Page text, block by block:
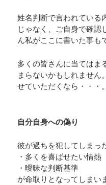
姓名判断で言われている
じゃなく、ご自身で確認
ん私がここに書いた事も
多くの皆さんに当てはま
まらないかもしれません
せていただくなら・・・。
自分自身への偽り
彼が過ちを犯してしまっ
・多くを喜ばせたい情熱
・曖昧な判断基準
が命取りとなってしまい